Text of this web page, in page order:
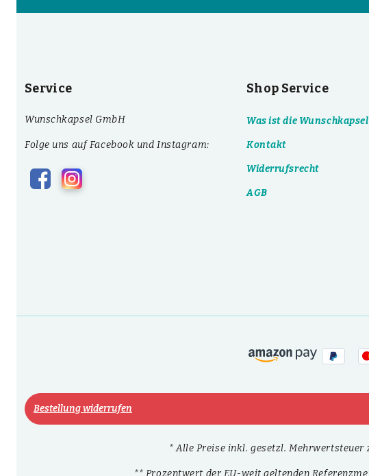
Service
Wunschkapsel GmbH
Folge uns auf Facebook und Instagram:
Shop Service
Was ist die Wunschkapsel
Kontakt
Widerrufsrecht
AGB
Bestellung widerrufen
* Alle Preise inkl. gesetzl. Mehrwertsteuer